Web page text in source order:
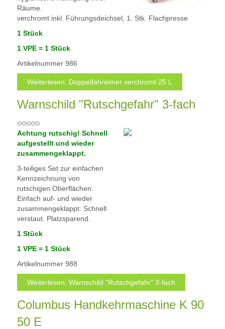
Räume.
verchromt inkl. Führungsdeichsel, 1. Stk. Flachpresse
1 Stück
1 VPE = 1 Stück
Artikelnummer 986
Weiterlesen: Doppelfahreimer verchromt 25 L
Warnschild "Rutschgefahr" 3-fach
Achtung rutschig! Schnell
aufgestellt und wieder
zusammengeklappt.
3-teiliges Set zur einfachen
Kennzeichnung von
rutschigen Oberflächen.
Einfach auf- und wieder
zusammengeklappt. Schnell
verstaut. Platzsparend.
1 Stück
1 VPE = 1 Stück
Artikelnummer 988
Weiterlesen: Warnschild "Rutschgefahr" 3-fach
Columbus Handkehrmaschine K 90
50 E